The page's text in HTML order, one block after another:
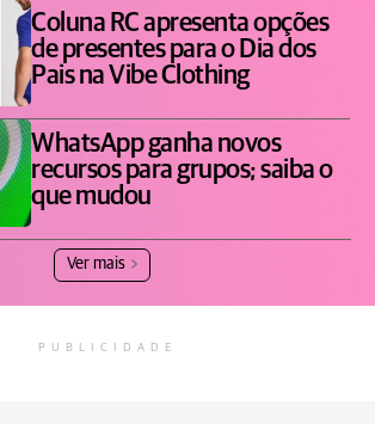
Coluna RC apresenta opções
de presentes para o Dia dos
Pais na Vibe Clothing
WhatsApp ganha novos
recursos para grupos; saiba o
que mudou
Ver mais
PUBLICIDADE